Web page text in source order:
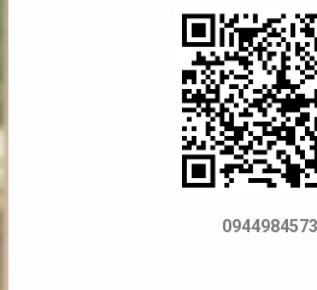
0944984573